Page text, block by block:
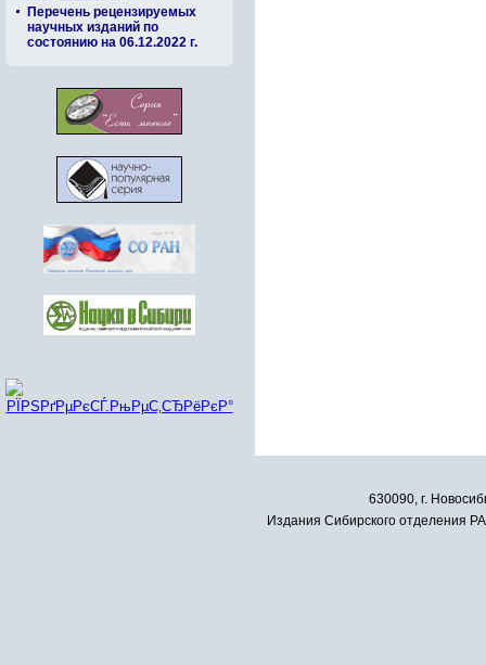
Перечень рецензируемых
научных изданий по
состоянию на 06.12.2022 г.
630090, г.
Издания Сибирского отделения